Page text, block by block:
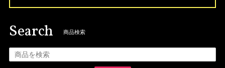
Search 商品検索